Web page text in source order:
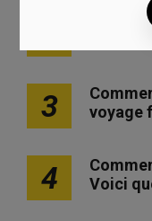
Les
3
voyage
4
Voici